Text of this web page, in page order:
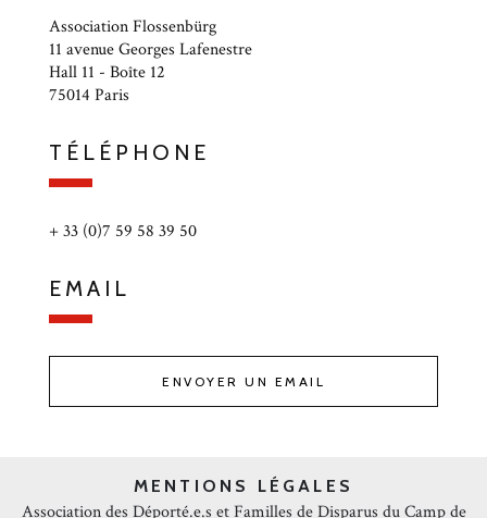
Association Flossenbürg
11 avenue Georges Lafenestre
Hall 11 - Boîte 12
75014 Paris
TÉLÉPHONE
+ 33 (0)7 59 58 39 50
EMAIL
ENVOYER UN EMAIL
MENTIONS LÉGALES
Association des Déporté.e.s et Familles de Disparus du Camp de